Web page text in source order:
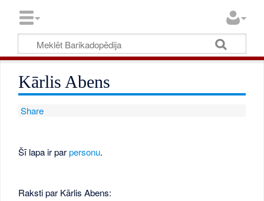
Kārlis Abens
Share
Šī lapa ir parpersonu.
Raksti par Kārlis Abens: